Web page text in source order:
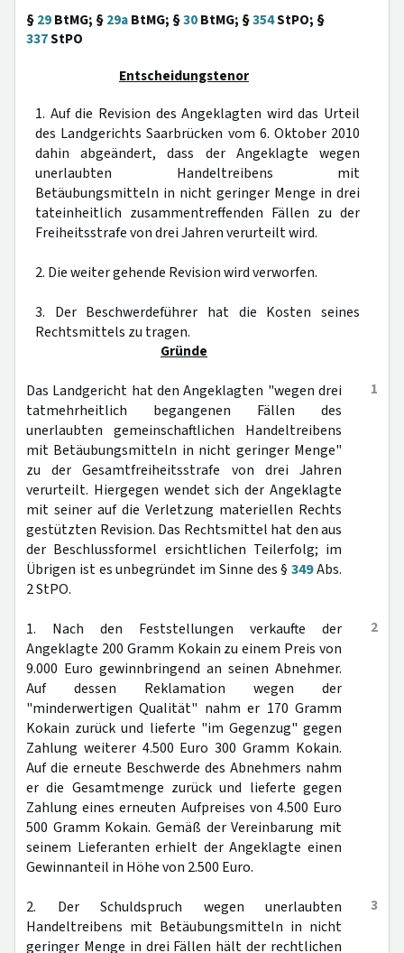
§29BtMG; §29aBtMG; §30BtMG; §354StPO; §
337StPO
Entscheidungstenor
1. Auf die Revision des Angeklagten wird das Urteil
des Landgerichts Saarbrücken vom 6. Oktober 2010
dahin abgeändert, dass der Angeklagte wegen
unerlaubten Handeltreibens mit
Betäubungsmitteln in nicht geringer Menge in drei
tateinheitlich zusammentreffenden Fällen zu der
Freiheitsstrafe von drei Jahren verurteilt wird.
2. Die weiter gehende Revision wird verworfen.
3. Der Beschwerdeführer hat die Kosten seines
Rechtsmittels zu tragen.
Gründe
1
Das Landgericht hat den Angeklagten "wegen drei
tatmehrheitlich begangenen Fällen des
unerlaubten gemeinschaftlichen Handeltreibens
mit Betäubungsmitteln in nicht geringer Menge"
zu der Gesamtfreiheitsstrafe von drei Jahren
verurteilt. Hiergegen wendet sich der Angeklagte
mit seiner auf die Verletzung materiellen Rechts
gestützten Revision. Das Rechtsmittel hat den aus
der Beschlussformel ersichtlichen Teilerfolg; im
Übrigen ist es unbegründet im Sinne des §349Abs.
2 StPO.
2
1. Nach den Feststellungen verkaufte der
Angeklagte 200 Gramm Kokain zu einem Preis von
9.000 Euro gewinnbringend an seinen Abnehmer.
Auf dessen Reklamation wegen der
"minderwertigen Qualität" nahm er 170 Gramm
Kokain zurück und lieferte "im Gegenzug" gegen
Zahlung weiterer 4.500 Euro 300 Gramm Kokain.
Auf die erneute Beschwerde des Abnehmers nahm
er die Gesamtmenge zurück und lieferte gegen
Zahlung eines erneuten Aufpreises von 4.500 Euro
500 Gramm Kokain. Gemäß der Vereinbarung mit
seinem Lieferanten erhielt der Angeklagte einen
Gewinnanteil in Höhe von 2.500 Euro.
3
2. Der Schuldspruch wegen unerlaubten
Handeltreibens mit Betäubungsmitteln in nicht
geringer Menge in drei Fällen hält der rechtlichen